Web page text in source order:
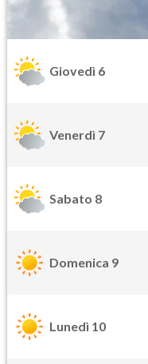
Giovedì 6
Venerdì 7
Sabato 8
Domenica 9
Lunedì 10